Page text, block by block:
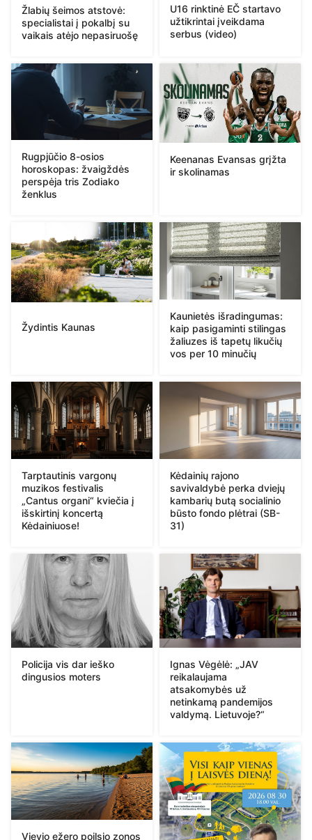
Žlabių šeimos atstovė:
specialistai į pokalbį su
vaikais atėjo nepasiruošę
U16 rinktinė EČ startavo
užtikrintai įveikdama
serbus (video)
Rugpjūčio 8-osios
horoskopas: žvaigždės
perspėja tris Zodiako
ženklus
Keenanas Evansas grįžta
ir skolinamas
Žydintis Kaunas
Kaunietės išradingumas:
kaip pasigaminti stilingas
žaliuzes iš tapetų likučių
vos per 10 minučių
Tarptautinis vargonų
muzikos festivalis
„Cantus organi“ kviečia į
išskirtinį koncertą
Kėdainiuose!
Kėdainių rajono
savivaldybė perka dviejų
kambarių butą socialinio
būsto fondo plėtrai (SB-
31)
Policija vis dar ieško
dingusios moters
Ignas Vėgėlė: „JAV
reikalaujama
atsakomybės už
netinkamą pandemijos
valdymą. Lietuvoje?“
Vievio ežero poilsio zonos